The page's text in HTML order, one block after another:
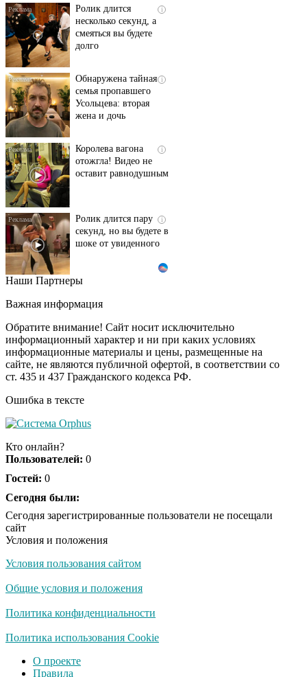
i
Ролик длится
несколько секунд, а
смеяться вы будете
долго
i
Обнаружена тайная
семья пропавшего
Усольцева: вторая
жена и дочь
i
Королева вагона
отожгла! Видео не
оставит равнодушным
i
Ролик длится пару
секунд, но вы будете в
шоке от увиденного
Этот танец невесты
Пересмотрела 10 раз
i
Ржу не переставая, это
видео пересмотришь
не раз
Ролик из Омска: вы
Публичный удар
это настоящий вызов
"Потеряли стыд в
Поплавская вмазала
Наши Партнеры
Важная информация
Обратите внимание! Сайт носит исключительно
информационный характер и ни при каких условиях
информационные материалы и цены, размещенные на
сайте, не являются публичной офертой, в соответствии со
ст. 435 и 437 Гражданского кодекса РФ.
Ошибка в тексте
Кто онлайн?
Пользователей: 0
Гостей: 0
Сегодня были:
Сегодня зарегистрированные пользователи не посещали
сайт
Условия и положения
Условия пользования сайтом
Общие условия и положения
Политика конфиденциальности
Политика использования Cookie
О проекте
Правила